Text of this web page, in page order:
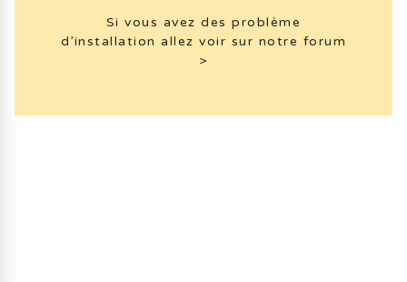
Si vous avez des problème
d’installation allez voir sur notre forum
>